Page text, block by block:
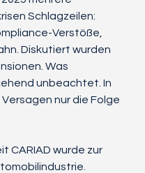
Schlagzeilen:
Verstöße,
Diskutiert wurden
Was
unbeachtet. In
nur die Folge
CARIAD wurde zur